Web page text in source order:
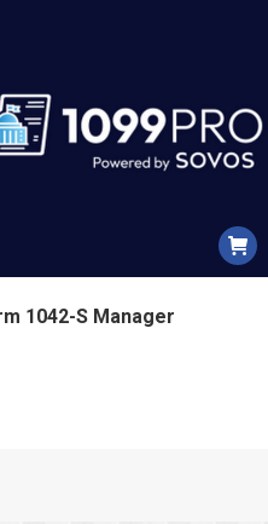
ancien
1042-S Manager